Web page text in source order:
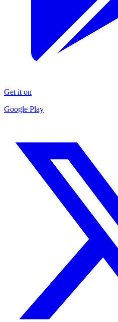
Get it on
Google Play